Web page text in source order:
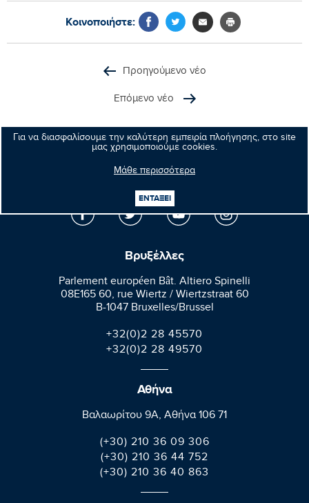
Για να διασφαλίσουμε την καλύτερη εμπειρία πλοήγησης, στο site
μας χρησιμοποιούμε cookies.
Μάθε περισσότερα
ΕΝΤΑΞΕΙ
Κοινοποιήστε:
Προηγούμενο νέο
Επόμενο νέο
Μανώλης
Κεφαλογιάννης
Βρυξέλλες
Parlement européen Bât. Altiero Spinelli
08E165 60, rue Wiertz / Wiertzstraat 60
B-1047 Bruxelles/Brussel
+32(0)2 28 45570
+32(0)2 28 49570
Αθήνα
Βαλαωρίτου 9A, Aθήνα 106 71
(+30) 210 36 09 306
(+30) 210 36 44 752
(+30) 210 36 40 863